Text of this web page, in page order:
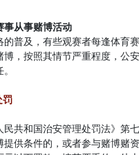
事从事赌博活动
及，有些观赛者每逢体育赛
博，按照其情节严重程度，公
罚
和国治安管理处罚法》第七
提供条件的，或者参与赌博赌